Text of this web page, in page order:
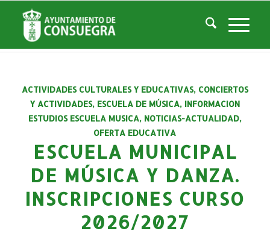
Listado de la categoría: Oferta Educativa
Usted está aquí: Inicio / Noticias Cultura /
Escuela de Música
/ Oferta Educativa
ACTIVIDADES CULTURALES Y EDUCATIVAS, CONCIERTOS
Y ACTIVIDADES, ESCUELA DE MÚSICA, INFORMACION
ESTUDIOS ESCUELA MUSICA, NOTICIAS-ACTUALIDAD,
OFERTA EDUCATIVA
ESCUELA MUNICIPAL
DE MÚSICA Y DANZA.
INSCRIPCIONES CURSO
2026/2027